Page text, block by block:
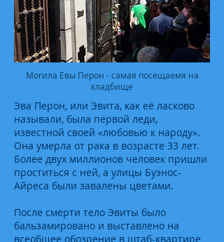
Могила Евы Перон - самая посещаемя на
кладбище
Эва Перон, или Эвита, как её ласково
называли, была первой леди,
известной своей «любовью к народу».
Она умерла от рака в возрасте 33 лет.
Более двух миллионов человек пришли
проститься с ней, а улицы Буэнос-
Айреса были завалены цветами.
После смерти тело Эвиты было
бальзамировано и выставлено на
всеобщее обозрение в штаб-квартире